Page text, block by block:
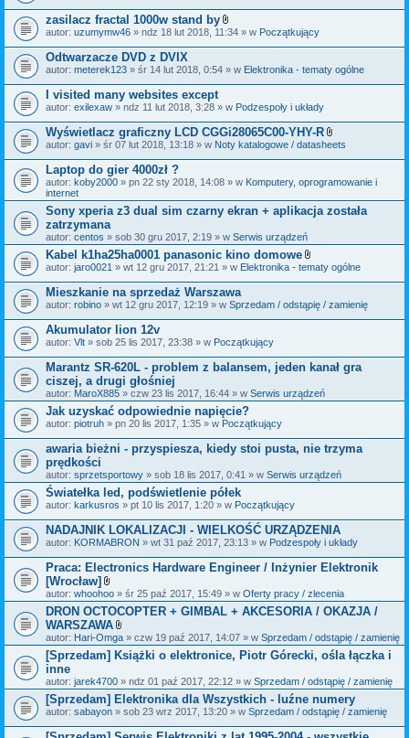
zasilacz fractal 1000w stand by
Z
ł
c
z
i
i
autor: uzumymw46 » ndz 18 lut 2018, 11:34 » w Początkujący
Odtwarzacze DVD z DVIX
autor: meterek123 » śr 14 lut 2018, 0:54 » w Elektronika - tematy ogólne
I visited many websites except
autor: exilexaw » ndz 11 lut 2018, 3:28 » w Podzespoły i układy
Wyświetlacz graficzny LCD CGGi28065C00-YHY-R
Z
ł
c
n
i
autor: gavi » śr 07 lut 2018, 13:18 » w Noty katalogowe / datasheets
Laptop do gier 4000zł ?
autor: koby2000 » pn 22 sty 2018, 14:08 » w Komputery, oprogramowanie i
internet
Sony xperia z3 dual sim czarny ekran + aplikacja została
zatrzymana
autor: centos » sob 30 gru 2017, 2:19 » w Serwis urządzeń
Kabel k1ha25ha0001 panasonic kino domowe
Z
ł
c
z
i
autor: jaro0021 » wt 12 gru 2017, 21:21 » w Elektronika - tematy ogólne
Mieszkanie na sprzedaż Warszawa
autor: robino » wt 12 gru 2017, 12:19 » w Sprzedam / odstąpię / zamienię
Akumulator lion 12v
autor: Vlt » sob 25 lis 2017, 23:38 » w Początkujący
Marantz SR-620L - problem z balansem, jeden kanał gra
ciszej, a drugi głośniej
autor: MaroX885 » czw 23 lis 2017, 16:44 » w Serwis urządzeń
Jak uzyskać odpowiednie napięcie?
autor: piotruh » pn 20 lis 2017, 1:35 » w Początkujący
awaria bieżni - przyspiesza, kiedy stoi pusta, nie trzyma
prędkości
autor: sprzetsportowy » sob 18 lis 2017, 0:41 » w Serwis urządzeń
Światełka led, podświetlenie półek
autor: karkusros » pt 10 lis 2017, 1:20 » w Początkujący
NADAJNIK LOKALIZACJI - WIELKOŚĆ URZĄDZENIA
autor: KORMABRON » wt 31 paź 2017, 23:13 » w Podzespoły i układy
Praca: Electronics Hardware Engineer / Inżynier Elektronik
[Wrocław]
Z
a
ł
ą
c
z
k
i
autor: whoohoo » śr 25 paź 2017, 15:49 » w Oferty pracy / zlecenia
DRON OCTOCOPTER + GIMBAL + AKCESORIA / OKAZJA /
WARSZAWA
Z
a
ł
c
z
n
i
i
autor: Hari-Omga » czw 19 paź 2017, 14:07 » w Sprzedam / odstąpię / zamienię
[Sprzedam] Książki o elektronice, Piotr Górecki, ośla łączka i
inne
autor: jarek4700 » ndz 01 paź 2017, 22:12 » w Sprzedam / odstąpię / zamienię
[Sprzedam] Elektronika dla Wszystkich - luźne numery
autor: sabayon » sob 23 wrz 2017, 13:20 » w Sprzedam / odstąpię / zamienię